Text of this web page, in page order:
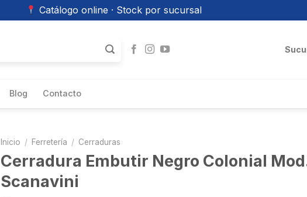
Catálogo online · Stock por sucursal
Blog Contacto
Inicio / Ferretería / Cerraduras
Cerradura Embutir Negro Colonial
Scanavini